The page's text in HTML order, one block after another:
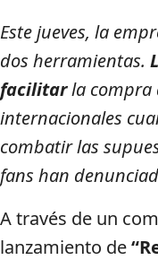
Este jueves, la
dos herramientas.
facilitarla compra
internacionales
combatir las
fans han
A través de un
lanzamiento de